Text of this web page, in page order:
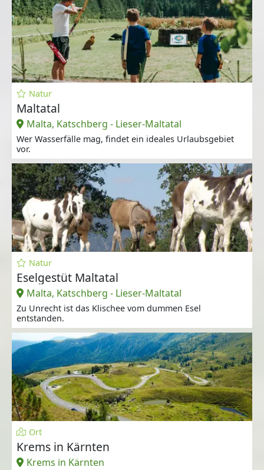
Natur
Maltatal
Malta, Katschberg - Lieser-Maltatal
Wer Wasserfälle mag, findet ein ideales Urlaubsgebiet
vor.
Natur
Eselgestüt Maltatal
Malta, Katschberg - Lieser-Maltatal
Zu Unrecht ist das Klischee vom dummen Esel
entstanden.
Ort
Krems in Kärnten
Krems in Kärnten